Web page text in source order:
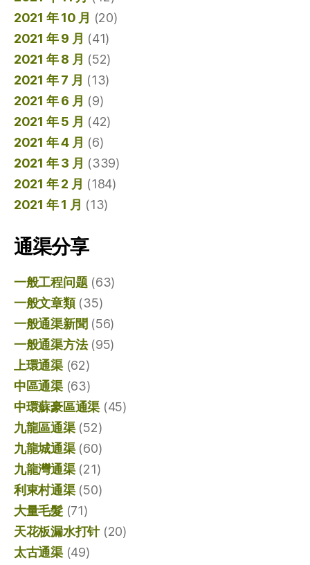
2021 年 10 月 (20)
2021 年 9 月 (41)
2021 年 8 月 (52)
2021 年 7 月 (13)
2021 年 6 月 (9)
2021 年 5 月 (42)
2021 年 4 月 (6)
2021 年 3 月 (339)
2021 年 2 月 (184)
2021 年 1 月 (13)
通渠分享
一般工程问题(63)
一般文章類(35)
一般通渠新聞 (56)
一般通渠方法(95)
上環通渠(62)
中區通渠(63)
中環蘇豪區通渠 (45)
九龍區通渠(52)
九龍城通渠(60)
九龍灣通渠(21)
利東村通渠(50)
大量毛髮(71)
天花板漏水打针(20)
太古通渠(49)